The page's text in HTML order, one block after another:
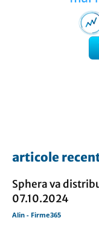
articole
Sphera va
07.10.2024
Alin - Firme365